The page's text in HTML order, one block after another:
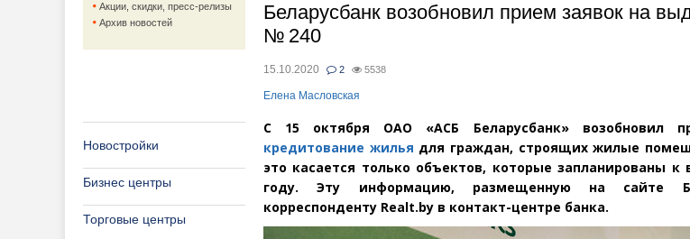
Акции, скидки, пресс-релизы
Архив новостей
Новостройки
Бизнес центры
Торговые центры
Беларусбанк возобновил прием заявок на
№ 240
15.10.2020 2 5538
Елена Масловская
С 15 октября ОАО «АСБ Беларусбанк» возобновил
кредитование жилья для граждан, строящих жилые
это касается только объектов, которые запланированы к
году. Эту информацию, размещенную на сайте
корреспонденту Realt.by в контакт-центре банка.